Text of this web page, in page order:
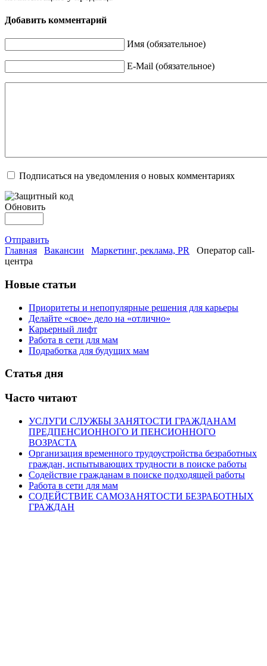
Добавить комментарий
Имя (обязательное)
E-Mail (обязательное)
Подписаться на уведомления о новых комментариях
Обновить
Отправить
Главная
Вакансии Маркетинг, реклама, PR
Оператор call-
центра
Новые статьи
Приоритеты и непопулярные решения для карьеры
Делайте «свое» дело на «отлично»
Карьерный лифт
Работа в сети для мам
Подработка для будущих мам
Статья дня
Часто читают
УСЛУГИ СЛУЖБЫ ЗАНЯТОСТИ ГРАЖДАНАМ
ПРЕДПЕНСИОННОГО И ПЕНСИОННОГО
ВОЗРАСТА
Организация временного трудоустройства безработных
граждан, испытывающих трудности в поиске работы
Содействие гражданам в поиске подходящей работы
Работа в сети для мам
СОДЕЙСТВИЕ САМОЗАНЯТОСТИ БЕЗРАБОТНЫХ
ГРАЖДАН